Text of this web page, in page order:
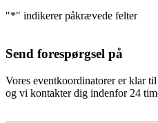
"*" indikerer påkrævede felter
Send forespørgsel på
Vores eventkoordinatorer er klar
og vi kontakter dig indenfor 24